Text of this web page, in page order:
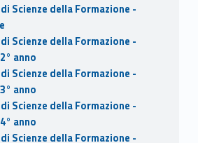
Scienze della Formazione -
Scienze della Formazione -
anno
Scienze della Formazione -
anno
Scienze della Formazione -
anno
Scienze della Formazione -